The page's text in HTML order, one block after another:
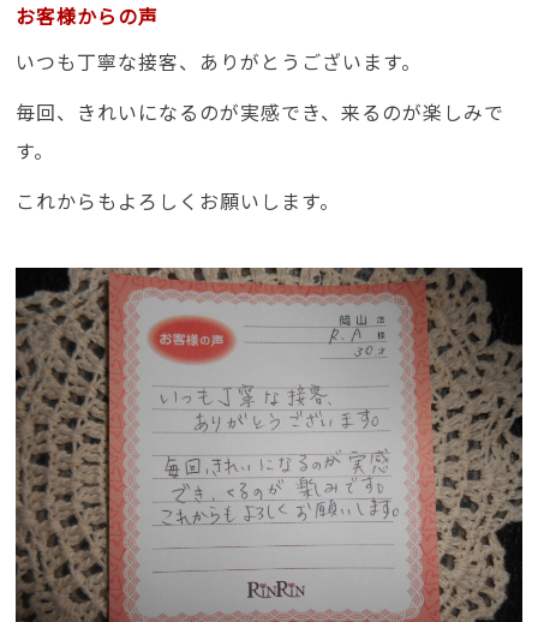
お客様からの声
いつも丁寧な接客、ありがとうございます。
毎回、きれいになるのが実感でき、来るのが楽しみで
す。
これからもよろしくお願いします。